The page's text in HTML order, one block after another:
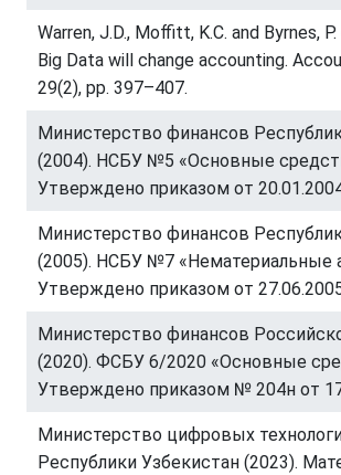
Warren, J.D., Moffitt, K.C. and Byrnes,
Big Data will change accounting.
29(2), pp. 397–407.
Министерство финансов
(2004). НСБУ №5 «Основные
Утверждено приказом от
Министерство финансов
(2005). НСБУ №7 «Нематериальные
Утверждено приказом от
Министерство финансов
(2020). ФСБУ 6/2020 «Основные
Утверждено приказом № 204н от
Министерство цифровых
Республики Узбекистан (2023).